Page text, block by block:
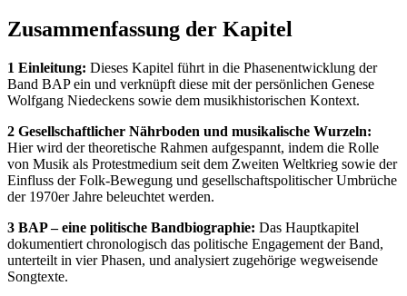
Zusammenfassung der Kapitel
1 Einleitung: Dieses Kapitel führt in die Phasenentwicklung der
Band BAP ein und verknüpft diese mit der persönlichen Genese
Wolfgang Niedeckens sowie dem musikhistorischen Kontext.
2 Gesellschaftlicher Nährboden und musikalische Wurzeln:
Hier wird der theoretische Rahmen aufgespannt, indem die Rolle
von Musik als Protestmedium seit dem Zweiten Weltkrieg sowie der
Einfluss der Folk-Bewegung und gesellschaftspolitischer Umbrüche
der 1970er Jahre beleuchtet werden.
3 BAP – eine politische Bandbiographie: Das Hauptkapitel
dokumentiert chronologisch das politische Engagement der Band,
unterteilt in vier Phasen, und analysiert zugehörige wegweisende
Songtexte.